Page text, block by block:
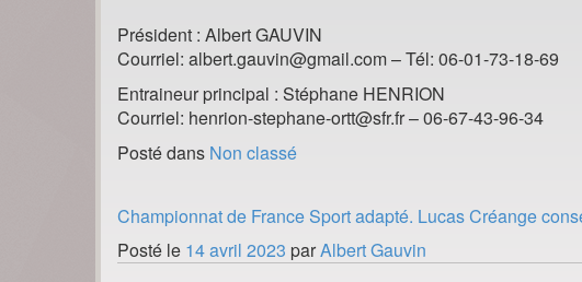
Président : Albert GAUVIN
Courriel: albert.gauvin@gmail.com – Tél: 06-01-73-18-69
Entraineur principal : Stéphane HENRION
Courriel: henrion-stephane-ortt@sfr.fr – 06-67-43-96-34
Posté dans Non classé
Championnat de France Sport adapté. Lucas Créange
Posté le 14 avril 2023 parAlbert Gauvin